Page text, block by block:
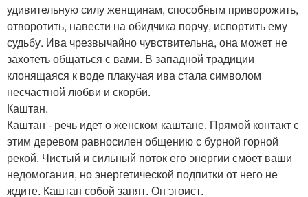
удивительную силу женщинам, способным приворожить,
отворотить, навести на обидчика порчу, испортить ему
судьбу. Ива чрезвычайно чувствительна, она может не
захотеть общаться с вами. В западной традиции
клонящаяся к воде плакучая ива стала символом
несчастной любви и скорби.
Каштан.
Каштан - речь идет о женском каштане. Прямой контакт с
этим деревом равносилен общению с бурной горной
рекой. Чистый и сильный поток его энергии смоет ваши
недомогания, но энергетической подпитки от него не
ждите. Каштан собой занят. Он эгоист.